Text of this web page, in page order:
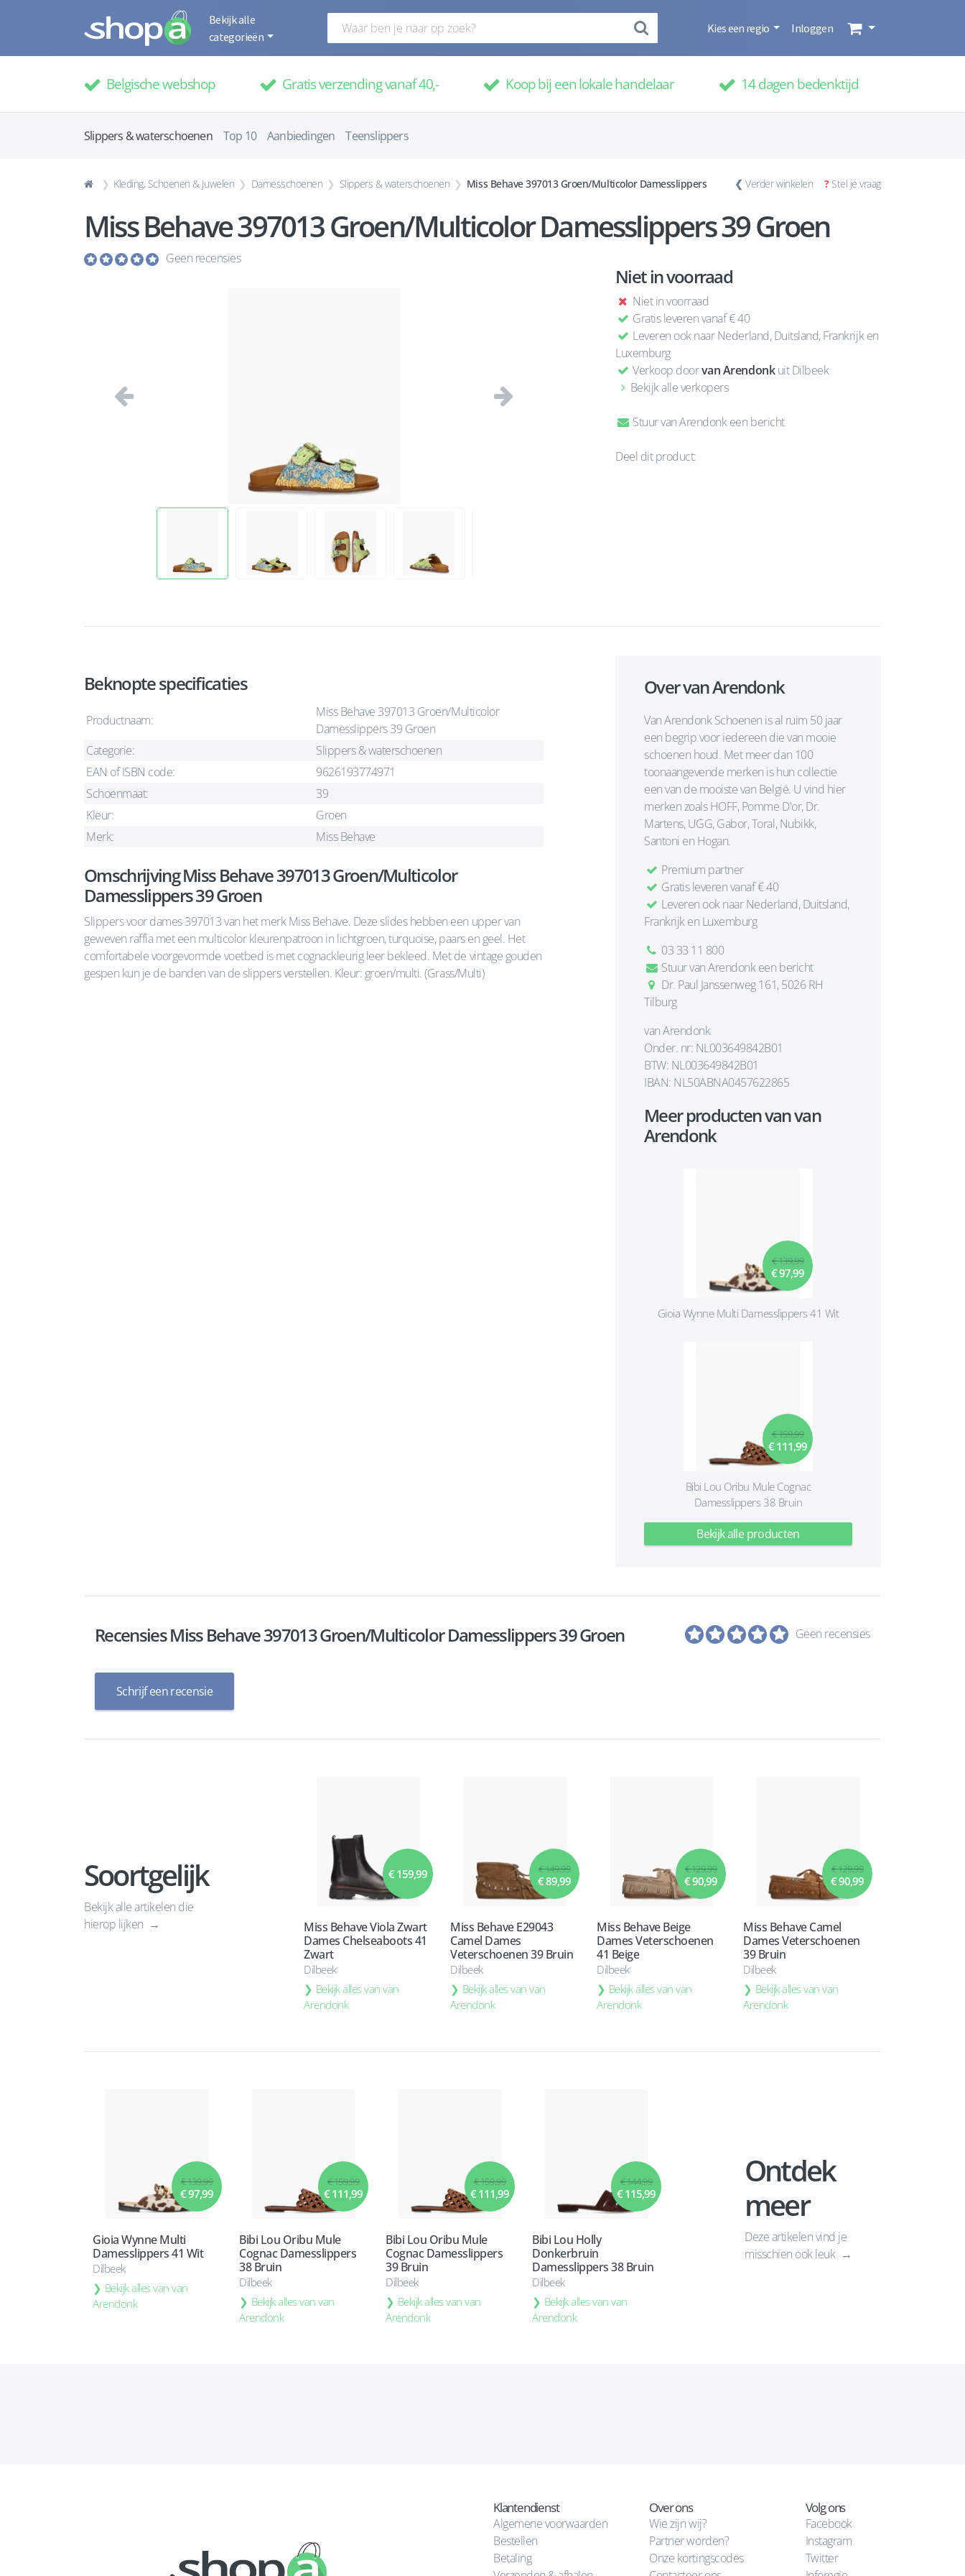
Bekijk alle
categorieën
Kies een regio Inloggen
Belgische webshop Gratis verzending vanaf 40,- Koop bij een lokale handelaar 14 dagen bedenktijd
Slippers & waterschoenen Top 10 Aanbiedingen Teenslippers
Kleding, Schoenen & Juwelen Damesschoenen Slippers & waterschoenen Miss Behave 397013 Groen/Multicolor Damesslippers ❮ Verder winkelen ? Stel je vraag
Miss Behave 397013 Groen/Multicolor Damesslippers 39 Groen
Geen recensies
Vorige Volgende
Niet in voorraad
Niet in voorraad
Gratis leveren vanaf € 40
Leveren ook naar Nederland, Duitsland, Frankrijk en
Luxemburg
Verkoop doorvan Arendonkuit Dilbeek
Bekijk alle verkopers
Stuur van Arendonk een bericht
Deel dit product:
Beknopte specificaties
Productnaam:
Miss Behave 397013 Groen/Multicolor
Damesslippers 39 Groen
Categorie:
Slippers & waterschoenen
EAN of ISBN code:
9626193774971
Schoenmaat:
39
Kleur:
Groen
Merk:
Miss Behave
Omschrijving Miss Behave 397013 Groen/Multicolor
Damesslippers 39 Groen
Slippers voor dames 397013 van het merk Miss Behave. Deze slides hebben een upper van
geweven raffia met een multicolor kleurenpatroon in lichtgroen, turquoise, paars en geel. Het
comfortabele voorgevormde voetbed is met cognackleurig leer bekleed. Met de vintage gouden
gespen kun je de banden van de slippers verstellen. Kleur: groen/multi. (Grass/Multi)
Over van Arendonk
Van Arendonk Schoenen is al ruim 50 jaar
een begrip voor iedereen die van mooie
schoenen houd. Met meer dan 100
toonaangevende merken is hun collectie
een van de mooiste van België. U vind hier
merken zoals HOFF, Pomme D'or, Dr.
Martens, UGG, Gabor, Toral, Nubikk,
Santoni en Hogan.
Premium partner
Gratis leveren vanaf € 40
Leveren ook naar Nederland, Duitsland,
Frankrijk en Luxemburg
03 33 11 800
Stuur van Arendonk een bericht
Dr. Paul Janssenweg 161, 5026 RH
Tilburg
van Arendonk
Onder. nr: NL003649842B01
BTW: NL003649842B01
IBAN: NL50ABNA0457622865
Meer producten van van
Arendonk
€ 139,99
€ 97,99
Gioia Wynne Multi Damesslippers 41 Wit
€ 159,99
€ 111,99
Bibi Lou Oribu Mule Cognac
Damesslippers 38 Bruin
Bekijk alle producten
Recensies Miss Behave 397013 Groen/Multicolor Damesslippers 39 Groen Geen recensies
Schrijf een recensie
Soortgelijk
Bekijk alle artikelen die
hierop lijken
€ 159,99
Miss Behave Viola Zwart
Dames Chelseaboots 41
Zwart
Dilbeek
Bekijk alles van van
Arendonk
€ 149,99
€ 89,99
Miss Behave E29043
Camel Dames
Veterschoenen 39 Bruin
Dilbeek
Bekijk alles van van
Arendonk
€ 129,99
€ 90,99
Miss Behave Beige
Dames Veterschoenen
41 Beige
Dilbeek
Bekijk alles van van
Arendonk
€ 129,99
€ 90,99
Miss Behave Camel
Dames Veterschoenen
39 Bruin
Dilbeek
Bekijk alles van van
Arendonk
€ 139,99
€ 97,99
Gioia Wynne Multi
Damesslippers 41 Wit
Dilbeek
Bekijk alles van van
Arendonk
€ 159,99
€ 111,99
Bibi Lou Oribu Mule
Cognac Damesslippers
38 Bruin
Dilbeek
Bekijk alles van van
Arendonk
€ 159,99
€ 111,99
Bibi Lou Oribu Mule
Cognac Damesslippers
39 Bruin
Dilbeek
Bekijk alles van van
Arendonk
€ 144,99
€ 115,99
Bibi Lou Holly
Donkerbruin
Damesslippers 38 Bruin
Dilbeek
Bekijk alles van van
Arendonk
Ontdek
meer
Deze artikelen vind je
misschien ook leuk
Klantendienst
Algemene voorwaarden
Bestellen
Betaling
Over ons
Wie zijn wij?
Partner worden?
Onze kortingscodes
Volg ons
Facebook
Instagram
Twitter